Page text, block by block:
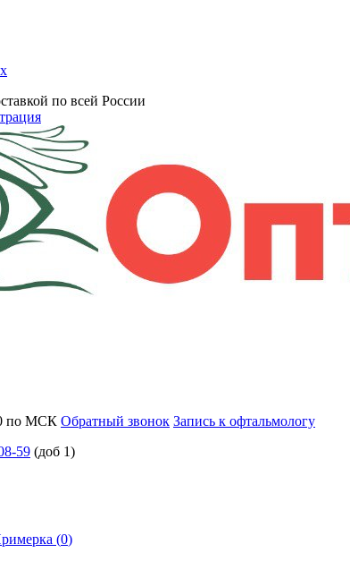
по всей России
по МСК Обратный звонок Запись к офтальмологу
59 (доб 1)
(0)